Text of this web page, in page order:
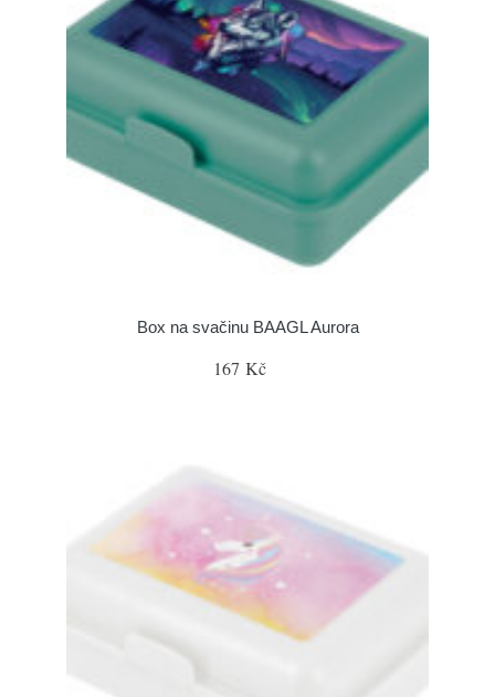
Box na svačinu BAAGL Aurora
167 Kč